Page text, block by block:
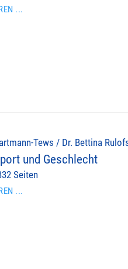
...
Tews / Dr. Bettina
und Geschlecht
Seiten
...